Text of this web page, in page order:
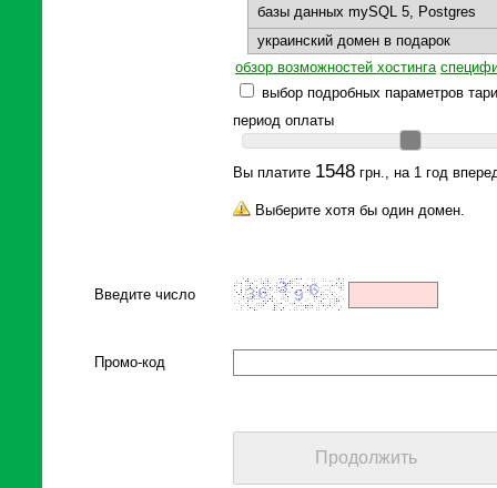
базы данных mySQL 5, Postgres
украинский домен в подарок
обзор возможностей хостинга
выбор подробных параметров
период оплаты
Вы платите 1548 грн., на 1 год
Выберите хотя бы один домен.
Введите число
Промо-код